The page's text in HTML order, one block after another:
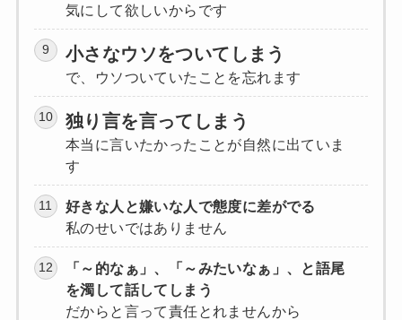
気にして欲しいからです
小さなウソをついてしまう
で、ウソついていたことを忘れます
独り言を言ってしまう
本当に言いたかったことが自然に出ていま
す
好きな人と嫌いな人で態度に差がでる
私のせいではありません
「～的なぁ」、「～みたいなぁ」、と語尾
を濁して話してしまう
だからと言って責任とれませんから